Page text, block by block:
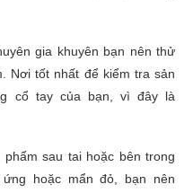
gia khuyên bạn nên thử
Nơi tốt nhất để kiểm tra sản
cổ tay của bạn, vì đây là
sau tai hoặc bên trong
hoặc mẩn đỏ, bạn nên